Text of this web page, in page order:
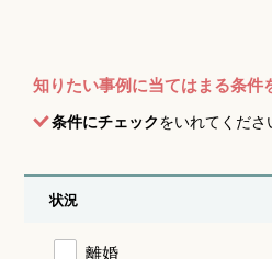
知りたい事例に当てはまる条件
条件にチェックをいれてくださ
状況
離婚